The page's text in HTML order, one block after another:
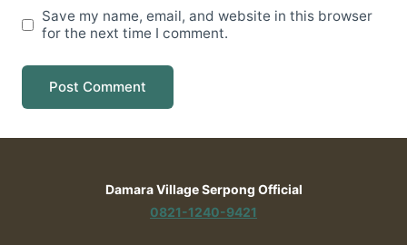
Save my name, email, and website in this browser
for the next time I comment.
Damara Village Serpong Official
0821-1240-9421